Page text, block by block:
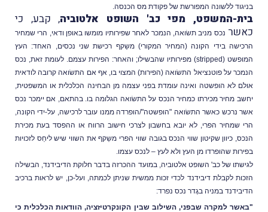
בניגוד ללשונה המפורשת של פקודת מס הכנסה.
בית-המשפט, מפי כב' השופט אלטוביה, קבע, כי
כאשר נכס מניב תשׂואה, הנמכר לאחר שפירותיו מומשו באופן ודאי, הרי שמחיר
הרכישה בידי הקונה (המחיר המקורי) משַקף רכישת שני נכסים, האחד: העץ
המופשט (stripped) מפירותיו שהבשילו; והאחר: הפירות עצמם. לעומת זאת, נכס
הנמכר על פוטנציאל התשׂואה (הפירות) המצוי בו, אף אם התשׂואה קרובה לודאית
אולם לא הופשטה ואינה עומדת בפני עצמה מן הבחינה הכלכלית או המשפטית,
יחשב מחיר מכירתו כמחיר הנכס על התשׂואה הגלומה בו. בהתאם, אם יימכר נכס
אשר נרכש כאשר התשׂואה "הופשטה"/הופרדה ממנו עובר לרכישה, על-ידי הקונה,
הרי שמחיר הפרי, לא יובא בחשבון לצרכי חישוב הרווח או ההפסד בעת מכירת
הנכס, כיוון שקיטון שווי הנכס בגובה שווי הפרי משַקף את השווי שיש ליחֵס לזכויות
בפירות שהופרדו מן העץ ולא לעץ – לנכס עצמו.
לגישתו של כב' השופט אלטוביה, במועד ההכרזה בדבר חלוקת הדיבידנד, הבשילה
הזכות לקבלת דיבידנד לכדי זכות ממשית שניתן לכמתה, ועל-כן, יש לראות ברכיב
הדיבידנד במניה בגֶדר נכס נפרד:
"באשר למקרה שבפני, השילוב שבין הקונקרטיזציה, הוודאות הכלכלית כי